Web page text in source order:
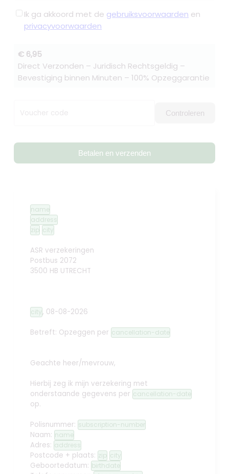
Ik ga akkoord met de gebruiksvoorwaarden en
privacyvoorwaarden
€ 6,95
Direct Verzonden – Juridisch Rechtsgeldig –
Bevestiging binnen Minuten – 100% Opzeggarantie
Voucher code Controleren
Betalen en verzenden
name
address
zip city
ASR verzekeringen
Postbus 2072
3500 HB UTRECHT
city, 08-08-2026
Betreft: Opzeggen per cancellation-date
Geachte heer/mevrouw,
Hierbij zeg ik mijn verzekering met
onderstaande gegevens per cancellation-date
op.
Polisnummer: subscription-number
Naam: name
Adres: address
Postcode + plaats: zip city
Geboortedatum: birthdate